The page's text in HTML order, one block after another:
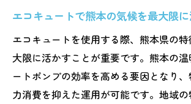
エコキュートで熊本の気候を最大限
エコキュートを使用する際、熊本県の
大限に活かすことが重要です。熊本の
ートポンプの効率を高める要因となり
力消費を抑えた運用が可能です。地域の